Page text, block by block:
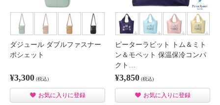
ダジュール ダブルファスナー
ポシェット
¥3,300 (税込)
お気に入りに登録
ピーターラビット トム＆ミト
ン＆モペット 保温保冷コンパ
クト…
¥3,850 (税込)
お気に入りに登録